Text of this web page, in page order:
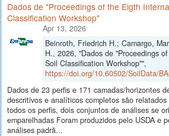
Dados de "Proceedings of the Eigth
Classification Workshop"
Apr 13, 2026
Beinroth, Friedrich H.; Camargo,
H., 2026, "Dados de "Proceedings
Soil Classification Workshop"",
https://doi.org/10.60502/SoilData/
Dados de 23 perfis e 171 camadas/horizontes
descritivos e analíticos completos são
todos os perfis, dois conjuntos de análises se
emparelhadas Foram produzidos pelo USDA e
análises padrã...